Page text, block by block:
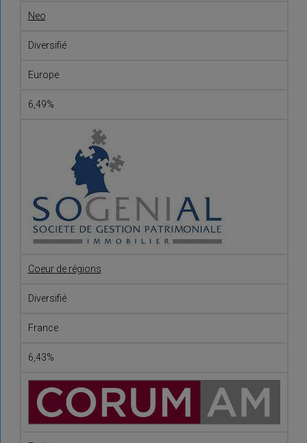
Neo
Diversifié
Europe
6,49%
Coeur de régions
Diversifié
France
6,43%